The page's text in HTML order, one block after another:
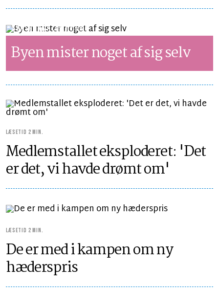
SYNSPUNKTLÆSETID 2 MIN.
Byen mister noget af sig selv
LÆSETID 2 MIN.
Medlemstallet eksploderet: 'Det
er det, vi havde drømt om'
LÆSETID 2 MIN.
De er med i kampen om ny
hæderspris